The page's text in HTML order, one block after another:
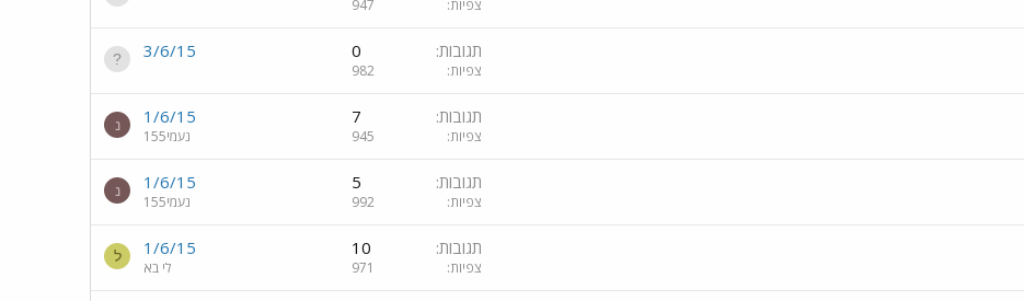
צפיות 947
תגובות 0
צפיות 982
3/6/15
תגובות 7
צפיות 945
1/6/15
נעמי155
נ
תגובות 5
צפיות 992
1/6/15
נעמי155
נ
תגובות 10
צפיות 971
1/6/15
לי בא
ל